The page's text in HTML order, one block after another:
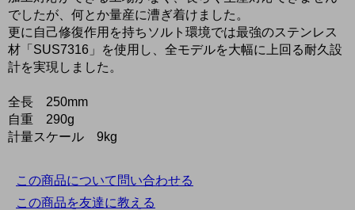
でしたが、何とか量産に漕ぎ着けました。
更に自己修復作用を持ちソルト環境では最強のステンレス
材「SUS7316」を使用し、全モデルを大幅に上回る耐久設
計を実現しました。
全長 250mm
自重 290g
計量スケール 9kg
この商品について問い合わせる
この商品を友達に教える